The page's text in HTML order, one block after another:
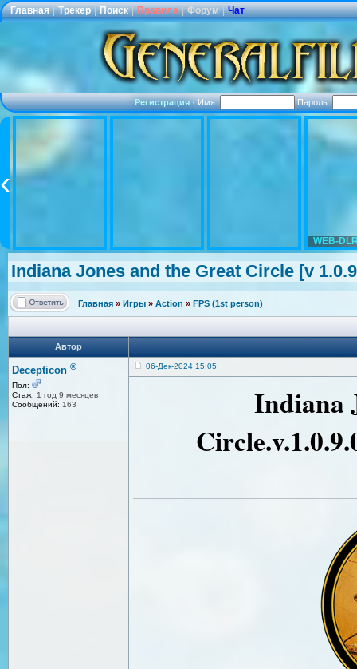
Главная | Трекер | Поиск | Правила | Форум | Чат
Регистрация·Имя: Пароль:
WEB-
Indiana Jones and the Great Circle [v
Главная » Игры » Action » FPS (1st person)
Автор
Decepticon ®
Пол:
Стаж: 1 год 9 месяцев
Сообщений: 163
06-Дек-2024 15:05
Indiana